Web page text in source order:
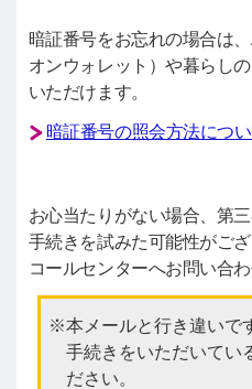
暗証番号をお忘れの場合は
オンウォレット）や暮らし
いただけます。
暗証番号の照会方法につ
お心当たりがない場合、第
手続きを試みた可能性がご
コールセンターへお問い合わ
本メールと行き違いで
手続きをいただいてい
ださい。